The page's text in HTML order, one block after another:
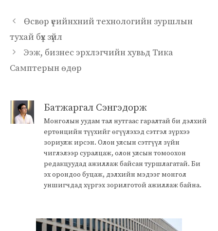
Өсвөр үеийнхний технологийн зуршлын
тухай бүх зүйл
Ээж, бизнес эрхлэгчийн хувьд Тика
Самптерын өдөр
Батжаргал Сэнгэдорж
Монголын уудам тал нутгаас гаралтай би дэлхий
ертөнцийн түүхийг өгүүлэхэд сэтгэл зүрхээ
зориулж ирсэн. Олон улсын сэтгүүл зүйн
чиглэлээр суралцаж, олон улсын томоохон
редакцуудад ажиллаж байсан туршлагатай. Би
эх орондоо буцаж, дэлхийн мэдээг монгол
уншигчдад хүргэх зорилготой ажиллаж байна.